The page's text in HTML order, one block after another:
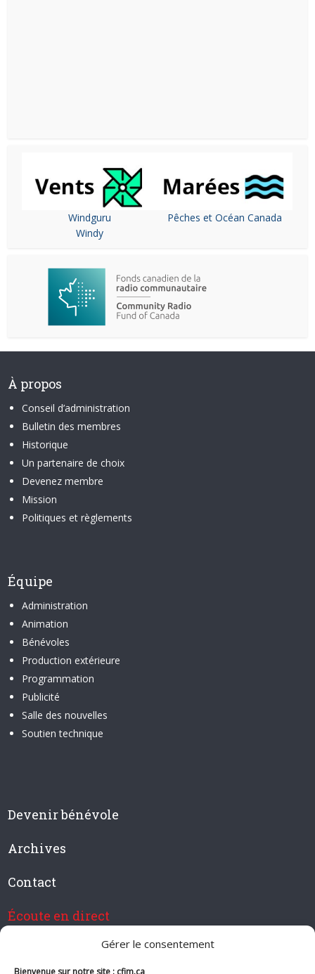
Gérer le consentement
Bienvenue sur notre site : cfim.ca
Windguru
Windy
Pêches et Océan Canada
À propos
Conseil d’administration
Bulletin des membres
Historique
Un partenaire de choix
Devenez membre
Mission
Politiques et règlements
Équipe
Administration
Animation
Bénévoles
Production extérieure
Programmation
Publicité
Salle des nouvelles
Soutien technique
Devenir bénévole
Archives
Contact
Écoute en direct